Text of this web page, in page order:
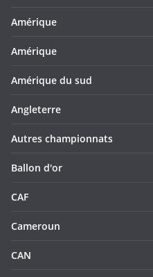
Amérique
Amérique
Amérique du sud
Angleterre
Autres championnats
Ballon d'or
CAF
Cameroun
CAN